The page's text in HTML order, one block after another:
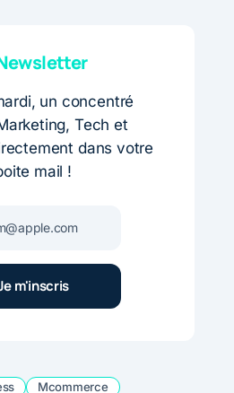
un concentré
Tech et
dans votre
mail !
Mcommerce